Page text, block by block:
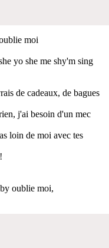
moi
yo she me shy'm sing
de cadeaux, de bagues
j'ai besoin d'un mec
loin de moi avec tes
oublie moi,